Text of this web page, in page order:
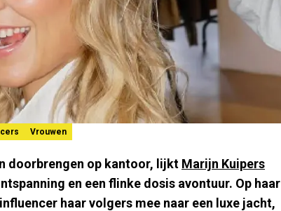
Vrouwen
doorbrengen op kantoor, lijkt Marijn Kuipers
en een flinke dosis avontuur. Op haar
haar volgers mee naar een luxe jacht,